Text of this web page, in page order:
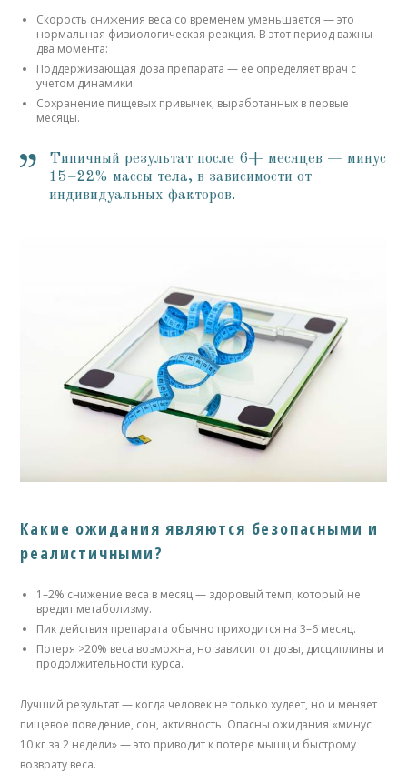
Скорость снижения веса со временем уменьшается — это
нормальная физиологическая реакция. В этот период важны
два момента:
Поддерживающая доза препарата — ее определяет врач с
учетом динамики.
Сохранение пищевых привычек, выработанных в первые
месяцы.
Типичный результат после 6+ месяцев — минус
15–22% массы тела, в зависимости от
индивидуальных факторов.
Какие ожидания являются безопасными и
реалистичными?
1–2% снижение веса в месяц — здоровый темп, который не
вредит метаболизму.
Пик действия препарата обычно приходится на 3–6 месяц.
Потеря >20% веса возможна, но зависит от дозы, дисциплины и
продолжительности курса.
Лучший результат — когда человек не только худеет, но и меняет
пищевое поведение, сон, активность. Опасны ожидания «минус
10 кг за 2 недели» — это приводит к потере мышц и быстрому
возврату веса.